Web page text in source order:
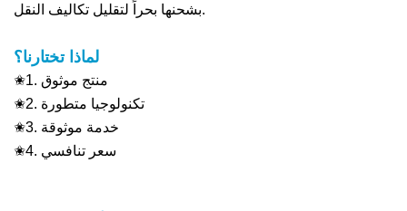
بشحنها بحراً لتقليل تكاليف النقل.
لماذا تختارنا؟
✬1. منتج موثوق
✬2. تكنولوجيا متطورة
✬3. خدمة موثوقة
✬4. سعر تنافسي